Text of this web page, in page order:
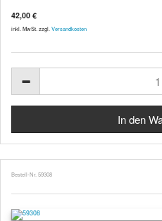
42,00 €
inkl. MwSt. zzgl. Versandkosten
Bestell-Nr. 59308